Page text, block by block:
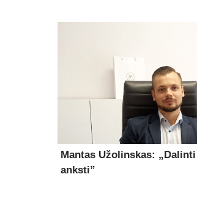
Mantas Užolinskas:
anksti”